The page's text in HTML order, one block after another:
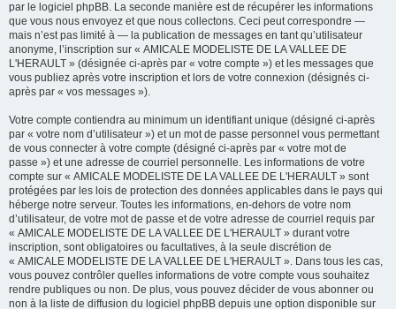
par le logiciel phpBB. La seconde manière est de récupérer les informations
que vous nous envoyez et que nous collectons. Ceci peut correspondre —
mais n’est pas limité à — la publication de messages en tant qu’utilisateur
anonyme, l’inscription sur « AMICALE MODELISTE DE LA VALLEE DE
L'HERAULT » (désignée ci-après par « votre compte ») et les messages que
vous publiez après votre inscription et lors de votre connexion (désignés ci-
après par « vos messages »).
Votre compte contiendra au minimum un identifiant unique (désigné ci-après
par « votre nom d’utilisateur ») et un mot de passe personnel vous permettant
de vous connecter à votre compte (désigné ci-après par « votre mot de
passe ») et une adresse de courriel personnelle. Les informations de votre
compte sur « AMICALE MODELISTE DE LA VALLEE DE L'HERAULT » sont
protégées par les lois de protection des données applicables dans le pays qui
héberge notre serveur. Toutes les informations, en-dehors de votre nom
d’utilisateur, de votre mot de passe et de votre adresse de courriel requis par
« AMICALE MODELISTE DE LA VALLEE DE L'HERAULT » durant votre
inscription, sont obligatoires ou facultatives, à la seule discrétion de
« AMICALE MODELISTE DE LA VALLEE DE L'HERAULT ». Dans tous les cas,
vous pouvez contrôler quelles informations de votre compte vous souhaitez
rendre publiques ou non. De plus, vous pouvez décider de vous abonner ou
non à la liste de diffusion du logiciel phpBB depuis une option disponible sur